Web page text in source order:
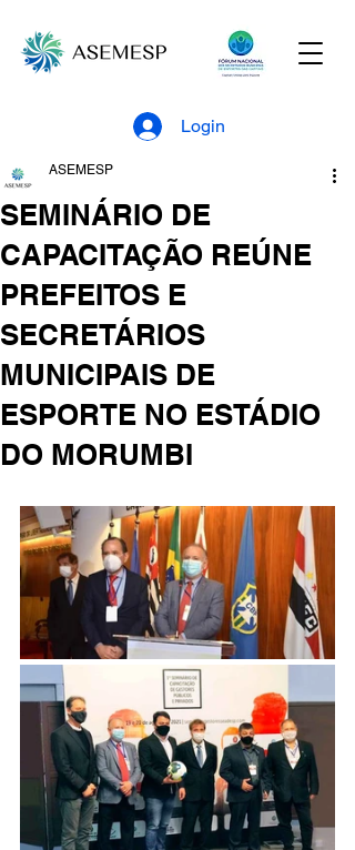
Login
SEMINÁRIO DE
CAPACITAÇÃO REÚNE
PREFEITOS E
SECRETÁRIOS
MUNICIPAIS DE
ESPORTE NO ESTÁDIO
DO MORUMBI
ASEMESP